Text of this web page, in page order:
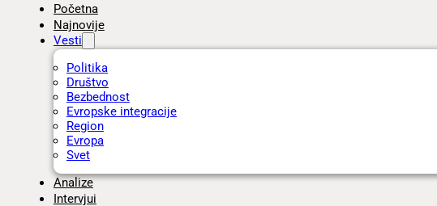
Početna
Najnovije
Vesti
Politika
Društvo
Bezbednost
Evropske integracije
Region
Evropa
Svet
Analize
Intervjui